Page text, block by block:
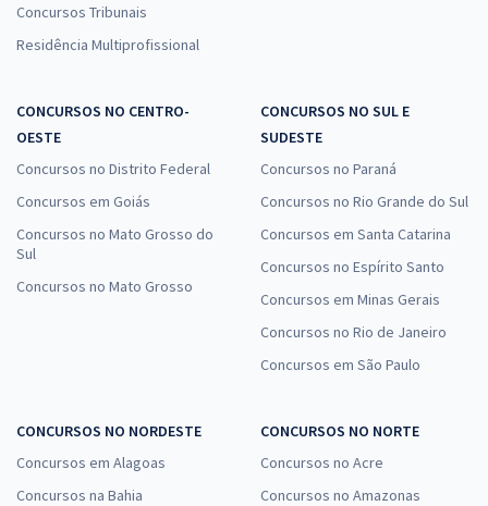
Concursos Tribunais
Residência Multiprofissional
CONCURSOS NO CENTRO-
OESTE
Concursos no Distrito Federal
Concursos em Goiás
Concursos no Mato Grosso do
Sul
Concursos no Mato Grosso
CONCURSOS NO SUL E
SUDESTE
Concursos no Paraná
Concursos no Rio Grande do Sul
Concursos em Santa Catarina
Concursos no Espírito Santo
Concursos em Minas Gerais
Concursos no Rio de Janeiro
Concursos em São Paulo
CONCURSOS NO NORDESTE
Concursos em Alagoas
Concursos na Bahia
CONCURSOS NO NORTE
Concursos no Acre
Concursos no Amazonas